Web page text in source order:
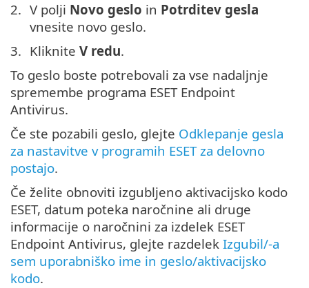
V polji Novo geslo in Potrditev gesla
vnesite novo geslo.
Kliknite V redu.
To geslo boste potrebovali za vse nadaljnje
spremembe programa ESET Endpoint
Antivirus.
Če ste pozabili geslo, glejte Odklepanje gesla
za nastavitve v programih ESET za delovno
postajo.
Če želite obnoviti izgubljeno aktivacijsko kodo
ESET, datum poteka naročnine ali druge
informacije o naročnini za izdelek ESET
Endpoint Antivirus, glejte razdelek Izgubil/-a
sem uporabniško ime in geslo/aktivacijsko
kodo.